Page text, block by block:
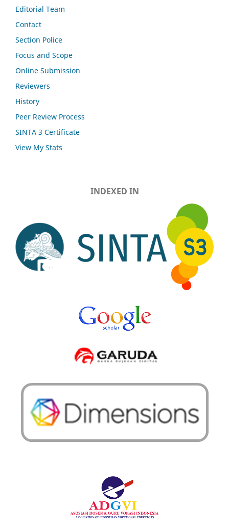
Editorial Team
Contact
Section Police
Focus and Scope
Online Submission
Reviewers
History
Peer Review Process
SINTA 3 Certificate
View My Stats
INDEXED IN